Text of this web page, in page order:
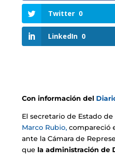
Twitter 0
LinkedIn 0
Con información del
El secretario de Estado
Marco Rubio,compareció
ante la Cámara de
que la administración de